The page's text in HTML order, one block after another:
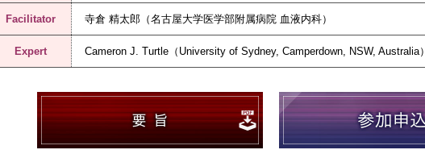
Facilitator 寺倉 精太郎（名古屋大学医学部附属病院 血液内科）
Expert Cameron J. Turtle（University of Sydney, Camperdown, NSW, Australia）